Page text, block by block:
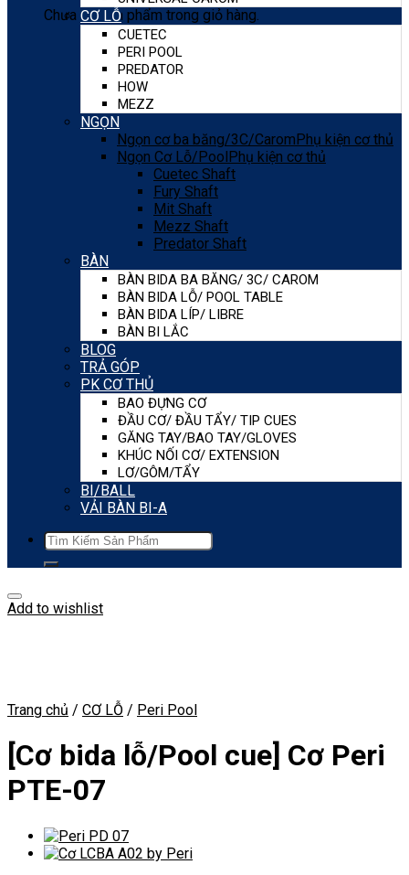
Chưa có sản phẩm trong giỏ hàng.
CƠ LỖ
CUETEC
PERI POOL
PREDATOR
HOW
MEZZ
NGỌN
Ngọn cơ ba băng/3C/CaromPhụ kiện cơ thủ
Ngọn Cơ Lỗ/PoolPhụ kiện cơ thủ
Cuetec Shaft
Fury Shaft
Mit Shaft
Mezz Shaft
Predator Shaft
BÀN
BÀN BIDA BA BĂNG/ 3C/ CAROM
BÀN BIDA LỖ/ POOL TABLE
BÀN BIDA LÍP/ LIBRE
BÀN BI LẮC
BLOG
TRẢ GÓP
PK CƠ THỦ
BAO ĐỰNG CƠ
ĐẦU CƠ/ ĐẦU TẨY/ TIP CUES
GĂNG TAY/BAO TAY/GLOVES
KHÚC NỐI CƠ/ EXTENSION
LƠ/GÔM/TẨY
BI/BALL
VẢI BÀN BI-A
Tìm
kiếm:
Add to wishlist
Trang chủ / CƠ LỖ / Peri Pool
[Cơ bida lỗ/Pool cue] Cơ Peri
PTE-07